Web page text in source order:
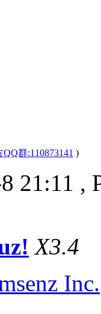
QQ群:110873141 )
21:11 ,
X3.4
Inc.